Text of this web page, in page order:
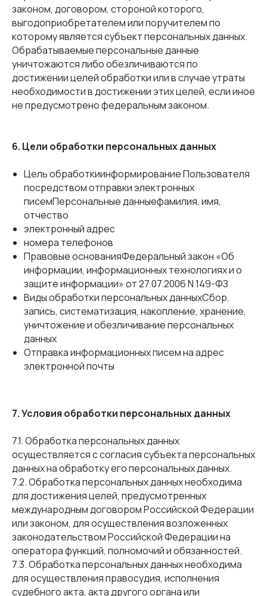
законом, договором, стороной которого,
выгодоприобретателем или поручителем по
которому является субъект персональных данных.
Обрабатываемые персональные данные
уничтожаются либо обезличиваются по
достижении целей обработки или в случае утраты
необходимости в достижении этих целей, если иное
не предусмотрено федеральным законом.
6. Цели обработки персональных данных
Цель обработкиинформирование Пользователя
посредством отправки электронных
писемПерсональные данныефамилия, имя,
отчество
электронный адрес
номера телефонов
Правовые основанияФедеральный закон «Об
информации, информационных технологиях и о
защите информации» от 27.07.2006 N 149-ФЗ
Виды обработки персональных данныхСбор,
запись, систематизация, накопление, хранение,
уничтожение и обезличивание персональных
данных
Отправка информационных писем на адрес
электронной почты
7. Условия обработки персональных данных
7.1. Обработка персональных данных
осуществляется с согласия субъекта персональных
данных на обработку его персональных данных.
7.2. Обработка персональных данных необходима
для достижения целей, предусмотренных
международным договором Российской Федерации
или законом, для осуществления возложенных
законодательством Российской Федерации на
оператора функций, полномочий и обязанностей.
7.3. Обработка персональных данных необходима
для осуществления правосудия, исполнения
судебного акта, акта другого органа или